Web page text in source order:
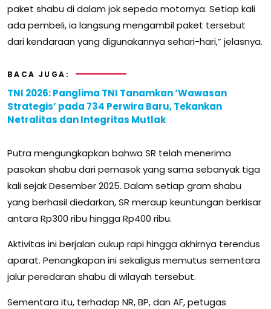
paket shabu di dalam jok sepeda motornya. Setiap kali
ada pembeli, ia langsung mengambil paket tersebut
dari kendaraan yang digunakannya sehari-hari,” jelasnya.
BACA JUGA:
TNI 2026: Panglima TNI Tanamkan ‘Wawasan
Strategis’ pada 734 Perwira Baru, Tekankan
Netralitas dan Integritas Mutlak
Putra mengungkapkan bahwa SR telah menerima
pasokan shabu dari pemasok yang sama sebanyak tiga
kali sejak Desember 2025. Dalam setiap gram shabu
yang berhasil diedarkan, SR meraup keuntungan berkisar
antara Rp300 ribu hingga Rp400 ribu.
Aktivitas ini berjalan cukup rapi hingga akhirnya terendus
aparat. Penangkapan ini sekaligus memutus sementara
jalur peredaran shabu di wilayah tersebut.
Sementara itu, terhadap NR, BP, dan AF, petugas